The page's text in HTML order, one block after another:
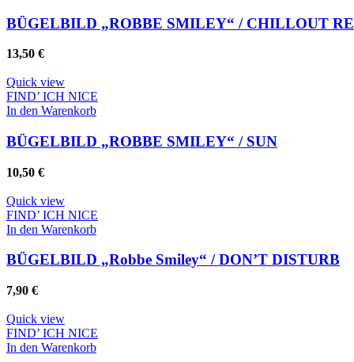
BÜGELBILD „ROBBE SMILEY“ / CHILLOUT
13,50 €
Quick view
FIND’ ICH NICE
In den Warenkorb
BÜGELBILD „ROBBE SMILEY“ / SUN
10,50 €
Quick view
FIND’ ICH NICE
In den Warenkorb
BÜGELBILD „Robbe Smiley“ / DON’T DISTURB
7,90 €
Quick view
FIND’ ICH NICE
In den Warenkorb